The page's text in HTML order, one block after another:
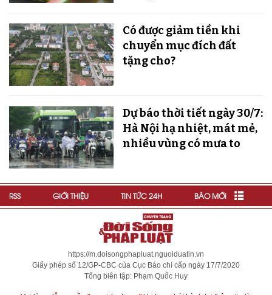
Có được giảm tiền khi
chuyển mục đích đất
tặng cho?
Dự báo thời tiết ngày 30/7:
Hà Nội hạ nhiệt, mát mẻ,
nhiều vùng có mưa to
RSS GIỚI THIỆU TIN TỨC 24H BÁO MỚI
https://m.doisongphapluat.nguoiduatin.vn
Giấy phép số 12/GP-CBC của Cục Báo chí cấp ngày 17/7/2020
Tổng biên tập: Phạm Quốc Huy